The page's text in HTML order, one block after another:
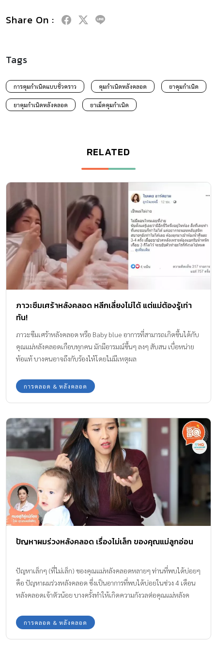
Share On :
Tags
การคุมกำเนิดแบบชั่วคราว คุมกำเนิดหลังคลอด ยาคุมกำเนิด
ยาคุมกำเนิดหลังคลอด ยาเม็ดคุมกำเนิด
RELATED
ภาวะซึมเศร้าหลังคลอด หลีกเลี่ยงไม่ได้ แต่แม่ต้องรู้เท่า
ทัน!
ภาวะซึมเศร้าหลังคลอด หรือ Baby blue อาการที่สามารถเกิดขึ้นได้กับ
คุณแม่หลังคลอดเกือบทุกคน มักมีอารมณ์ขึ้นๆ ลงๆ สับสน เบื่อหน่าย
ท้อแท้ บางคนอาจถึงกับร้องไห้โดยไม่มีเหตุผล
การคลอด & หลังคลอด
ปัญหาผมร่วงหลังคลอด เรื่องไม่เล็ก ของคุณแม่ลูกอ่อน
ปัญหาเล็กๆ (ที่ไม่เล็ก) ของคุณแม่หลังคลอดหลายๆ ท่านที่พบได้บ่อยๆ
คือ ปัญหาผมร่วงหลังคลอด ซึ่งเป็นอาการที่พบได้บ่อยในช่วง 4 เดือน
หลังคลอดเจ้าตัวน้อย บางครั้งทำให้เกิดความกังวลต่อคุณแม่หลังค
พญ. ภัสสิรา วารินศิริรักษ์ จากเพจ หมอสูติประตูถัดไป By Dr.Praew
Dr.Kim กันค่ะ
การคลอด & หลังคลอด